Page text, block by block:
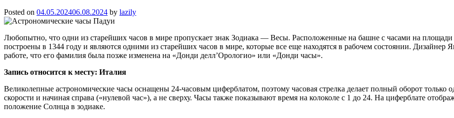
Posted on 04.05.202406.08.2024 by lazily
Любопытно, что одни из старейших часов в мире пропускает знак Зодиака — Весы. Расположенные на башне с часами на
построены в 1344 году и являются одними из старейших часов в мире, которые все еще находятся в рабочем состоянии. Дизайнер
работе, что его фамилия была позже изменена на «Донди делл’Орологио» или «Донди часы».
Запись относится к месту: Италия
Великолепные астрономические часы оснащены 24-часовым циферблатом, поэтому часовая стрелка делает полный оборот только
скорости и начиная справа («нулевой час»), а не сверху. Часы также показывают время на колоколе с 1 до 24. На циферблате
положение Солнца в зодиаке.